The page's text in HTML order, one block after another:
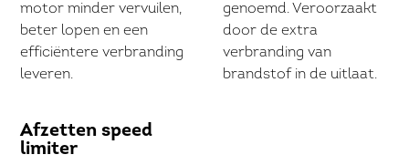
motor minder vervuilen,
beter lopen en een
efficiëntere verbranding
leveren.
genoemd. Veroorzaakt
door de extra
verbranding van
brandstof in de uitlaat.
Afzetten speed
limiter